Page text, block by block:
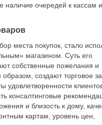
наличие очередей к кассам
места покупок, стало
магазином. Суть его
собственные пожелания и
создают торговое
удовлетворенности
консалтинговые
и близость к дому,
картам, уровень цен,